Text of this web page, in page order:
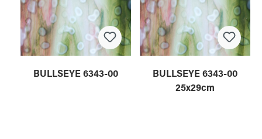
BULLSEYE 6343-00
BULLSEYE 6343-00
25x29cm